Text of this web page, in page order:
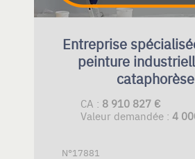
Entreprise
peinture
cataphorèse
CA : 8 910 827 €
Valeur demandée : 4
N°17881